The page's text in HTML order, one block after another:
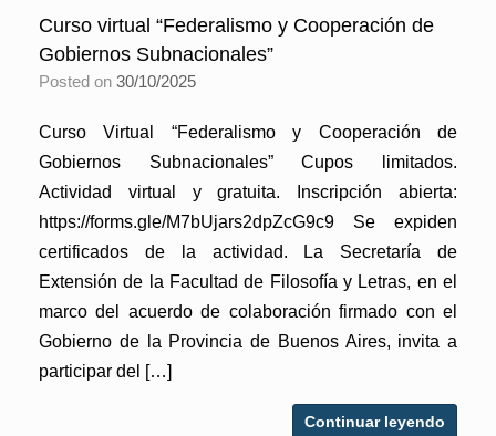
Curso virtual “Federalismo y Cooperación de
Gobiernos Subnacionales”
Posted on 30/10/2025
Curso Virtual “Federalismo y Cooperación de
Gobiernos Subnacionales” Cupos limitados.
Actividad virtual y gratuita. Inscripción abierta:
https://forms.gle/M7bUjars2dpZcG9c9 Se expiden
certificados de la actividad. La Secretaría de
Extensión de la Facultad de Filosofía y Letras, en el
marco del acuerdo de colaboración firmado con el
Gobierno de la Provincia de Buenos Aires, invita a
participar del […]
Continuar leyendo